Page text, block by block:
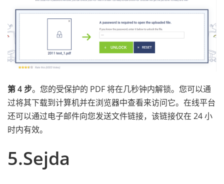
第 4 步。您的受保护的 PDF 将在几秒钟内解锁。您可以通
过将其下载到计算机并在浏览器中查看来访问它。在线平台
还可以通过电子邮件向您发送文件链接，该链接仅在 24 小
时内有效。
5.Sejda